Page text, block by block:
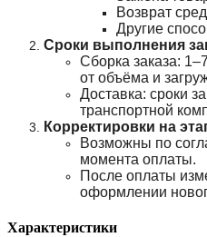
Возврат
Другие
Сроки выполнения
Сборка заказа:
от объёма и
Доставка: сроки
транспортной
Корректировки на
Возможны по
момента оплаты.
После оплаты
оформлении
Характеристики